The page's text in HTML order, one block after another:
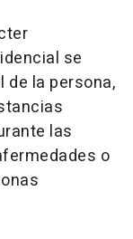
se
de la persona,
las
o